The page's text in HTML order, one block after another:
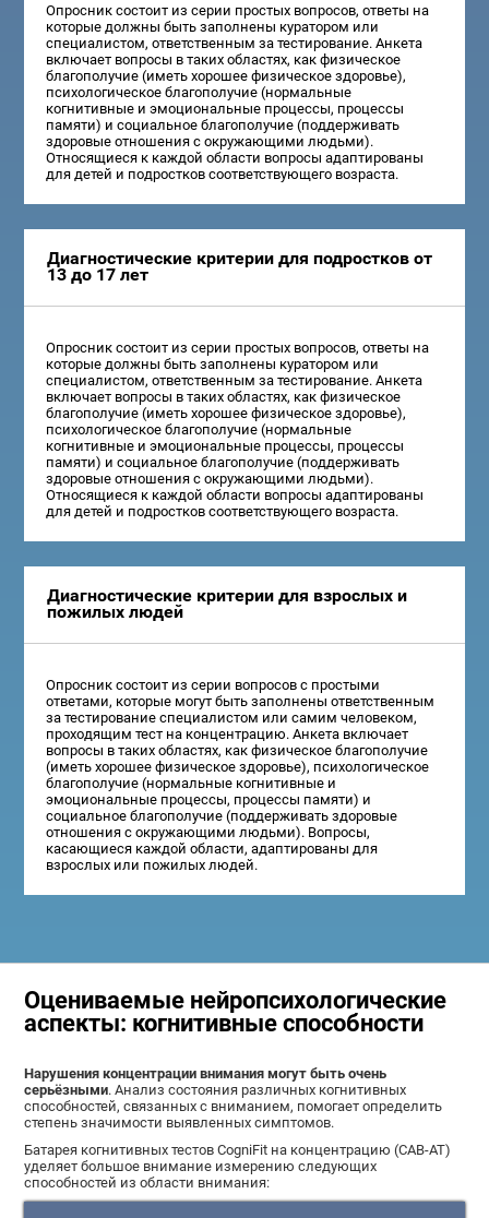
Опросник состоит из серии простых вопросов, ответы на
которые должны быть заполнены куратором или
специалистом, ответственным за тестирование. Анкета
включает вопросы в таких областях, как физическое
благополучие (иметь хорошее физическое здоровье),
психологическое благополучие (нормальные
когнитивные и эмоциональные процессы, процессы
памяти) и социальное благополучие (поддерживать
здоровые отношения с окружающими людьми).
Относящиеся к каждой области вопросы адаптированы
для детей и подростков соответствующего возраста.
Диагностические критерии для подростков от
13 до 17 лет
Опросник состоит из серии простых вопросов, ответы на
которые должны быть заполнены куратором или
специалистом, ответственным за тестирование. Анкета
включает вопросы в таких областях, как физическое
благополучие (иметь хорошее физическое здоровье),
психологическое благополучие (нормальные
когнитивные и эмоциональные процессы, процессы
памяти) и социальное благополучие (поддерживать
здоровые отношения с окружающими людьми).
Относящиеся к каждой области вопросы адаптированы
для детей и подростков соответствующего возраста.
Диагностические критерии для взрослых и
пожилых людей
Опросник состоит из серии вопросов с простыми
ответами, которые могут быть заполнены ответственным
за тестирование специалистом или самим человеком,
проходящим тест на концентрацию. Анкета включает
вопросы в таких областях, как физическое благополучие
(иметь хорошее физическое здоровье), психологическое
благополучие (нормальные когнитивные и
эмоциональные процессы, процессы памяти) и
социальное благополучие (поддерживать здоровые
отношения с окружающими людьми). Вопросы,
касающиеся каждой области, адаптированы для
взрослых или пожилых людей.
Оцениваемые нейропсихологические
аспекты: когнитивные способности
Нарушения концентрации внимания могут быть очень
серьёзными. Анализ состояния различных когнитивных
способностей, связанных с вниманием, помогает определить
степень значимости выявленных симптомов.
Батарея когнитивных тестов CogniFit на концентрацию (CAB-AT)
уделяет большое внимание измерению следующих
способностей из области внимания: